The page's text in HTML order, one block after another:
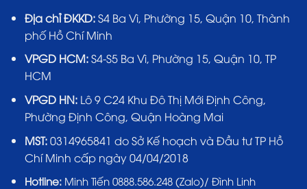
Địa chỉ ĐKKD:S4 Ba Vì, Phường 15, Quận 10, Thành
phố Hồ Chí Minh
VPGD HCM:S4-S5 Ba Vì, Phường 15, Quận 10, TP
HCM
VPGD HN:Lô 9 C24 Khu Đô Thị Mới Định Công,
Phường Định Công, Quận Hoàng Mai
MST:0314965841 do Sở Kế hoạch và Đầu tư TP Hồ
Chí Minh cấp ngày 04/04/2018
Hotline: Minh Tiến 0888.586.248 (Zalo)/ Đình Linh